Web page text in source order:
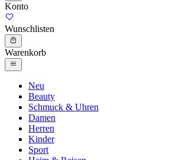
Konto
Wunschlisten
Warenkorb
Neu
Beauty
Schmuck & Uhren
Damen
Herren
Kinder
Sport